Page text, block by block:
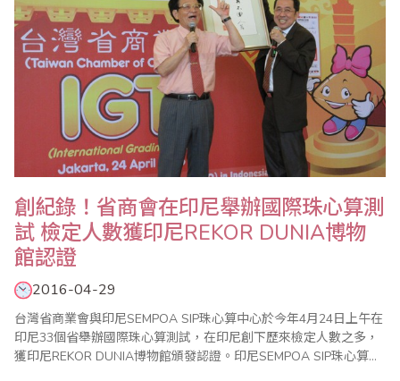
創紀錄！省商會在印尼舉辦國際珠心算測
試 檢定人數獲印尼REKOR DUNIA博物
館認證
2016-04-29
台灣省商業會與印尼SEMPOA SIP珠心算中心於今年4月24日上午在
印尼33個省舉辦國際珠心算測試，在印尼創下歷來檢定人數之多，
獲印尼REKOR DUNIA博物館頒發認證。印尼SEMPOA SIP珠心算中